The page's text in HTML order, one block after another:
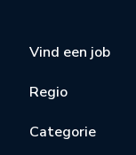
Vind een job
Regio
Categorie